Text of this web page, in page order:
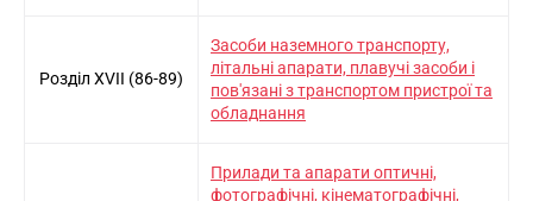
Розділ XVII (86-89)
Засоби наземного транспорту,
лiтальнi апарати, плавучi засоби i
пов'язанi з транспортом пристрої та
обладнання
Прилади та апарати оптичнi,
фотографiчнi, кiнематографiчнi,